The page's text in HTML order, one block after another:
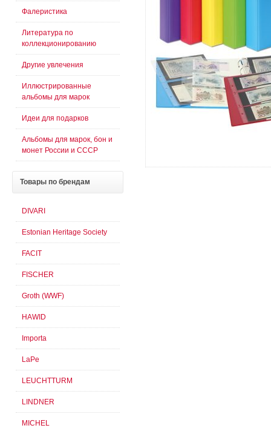
Фалеристика
Литература по
коллекционированию
Другие увлечения
Иллюстрированные
альбомы для марок
Идеи для подарков
Альбомы для марок, бон и
монет России и СССР
Товары по брендам
DIVARI
Estonian Heritage Society
FACIT
FISCHER
Groth (WWF)
HAWID
Importa
LaPe
LEUCHTTURM
LINDNER
MICHEL